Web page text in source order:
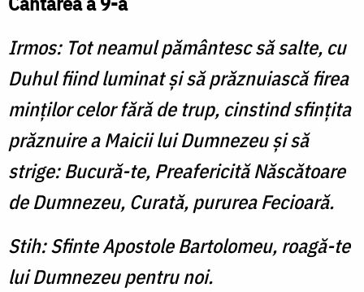
Irmos: Tot neamul pământesc să salte, cu
Duhul fiind luminat şi să prăznuiască firea
minţilor celor fără de trup, cinstind sfinţita
prăznuire a Maicii lui Dumnezeu şi să
strige: Bucură-te, Preafericită Născătoare
de Dumnezeu, Curată, pururea Fecioară.
Stih: Sfinte Apostole Bartolomeu, roagă-te
lui Dumnezeu pentru noi.